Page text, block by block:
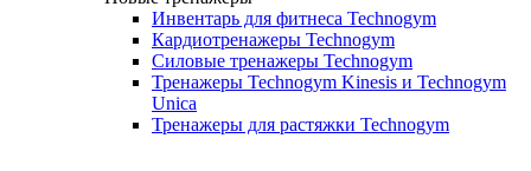
Инвентарь для фитнеса Technogym
Кардиотренажеры Technogym
Силовые тренажеры Technogym
Тренажеры Technogym Kinesis и Technogym
Unica
Тренажеры для растяжки Technogym